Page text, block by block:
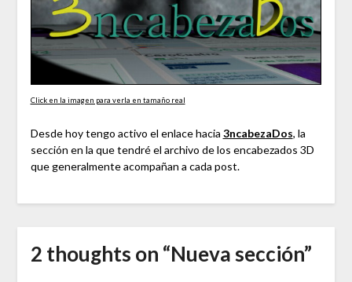
Click en la imagen para verla en tamaño real
Desde hoy tengo activo el enlace hacia 3ncabezaDos, la
sección en la que tendré el archivo de los encabezados 3D
que generalmente acompañan a cada post.
2 thoughts on “Nueva sección”